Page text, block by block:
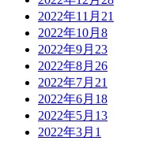
2022年11月 21
2022年10月 8
2022年9月 23
2022年8月 26
2022年7月 21
2022年6月 18
2022年5月 13
2022年3月 1